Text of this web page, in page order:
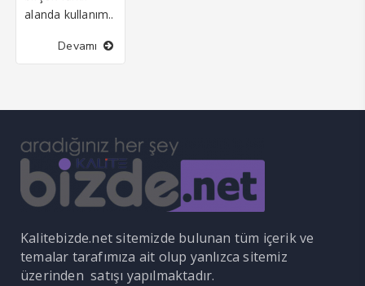
panel
panel
Panel
panel
panel
panel
satın al
satın al
alanda kullanım..
Devamı
Kalitebizde.net sitemizde bulunan tüm içerik ve
temalar tarafımıza ait olup yanlızca sitemiz
üzerinden satışı yapılmaktadır.